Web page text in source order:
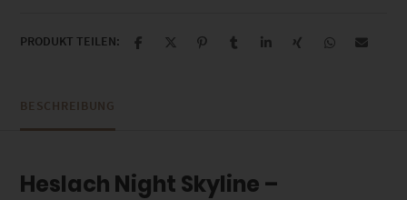
PRODUKT TEILEN:
BESCHREIBUNG
Heslach Night Skyline –